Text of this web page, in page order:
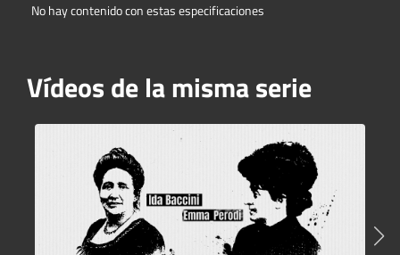
No hay contenido con estas especificaciones
Vídeos de la misma serie